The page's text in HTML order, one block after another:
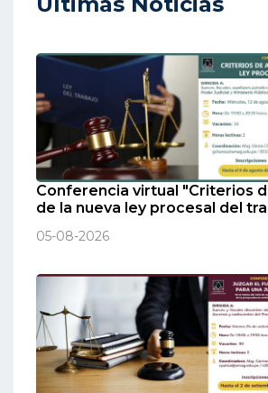
Conferencia virtual "Criterios
de la nueva ley procesal del
05-08-2026